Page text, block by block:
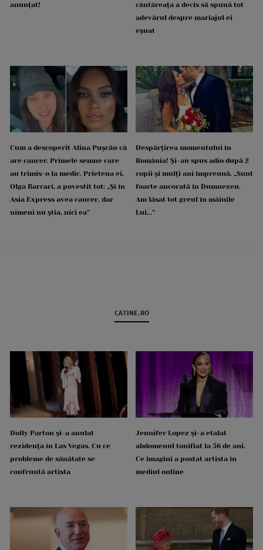
anunțat!
cântăreața a decis să spună tot
adevărul despre mariajul ei
eșuat
Cum a descoperit Alina Pușcău că
are cancer. Primele semne care
au trimis-o la medic. Prietena ei,
Olga Barcari, a povestit tot: „Și în
Asia Express avea cancer, dar
nimeni nu știa, nici ea”
Despărțirea momentului în
România! Și-au spus adio după 2
copii și mulți ani împreună. „Sunt
foarte ancorată în Dumnezeu.
Am lăsat tot greul în mâinile
Lui...”
CATINE.RO
Dolly Parton și-a anulat
rezidența în Las Vegas. Cu ce
probleme de sănătate se
confruntă artista
Jennifer Lopez și-a etalat
abdomenul tonifiat la 56 de ani.
Ce imagini a postat artista în
mediul online